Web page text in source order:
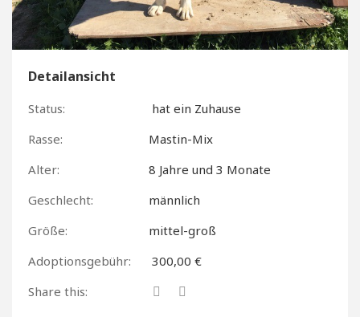
Detailansicht
Status:
hat ein Zuhause
Rasse:
Mastin-Mix
Alter:
8 Jahre und 3 Monate
Geschlecht:
männlich
Größe:
mittel-groß
Adoptionsgebühr:
300,00 €
Share this: